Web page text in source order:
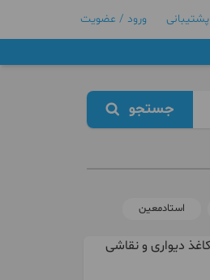
پشتیبانی ورود / عضویت
جستجو
استادمعین